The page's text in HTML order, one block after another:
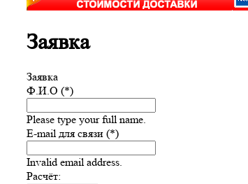
Заявка
Заявка
Ф.И.О (*)
Please type your full name.
E-mail для связи (*)
Invalid email address.
Расчёт: